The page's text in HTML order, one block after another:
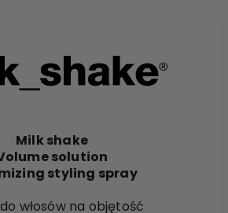
Milk shake
solution
styling spray
włosów na objętość